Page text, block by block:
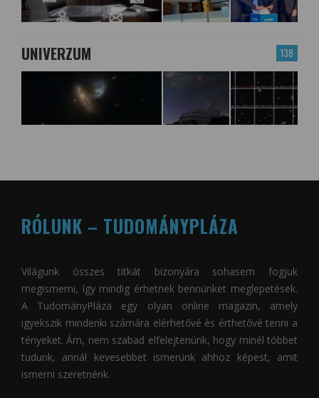
138
UNIVERZUM
RÓLUNK – TUDOMÁNYPLÁZA
Világunk összes titkát bizonyára sohasem fogjuk
megismerni, így mindig érhetnek bennünket meglepetések.
A TudományPláza egy olyan online magazin, amely
igyekszik mindenki számára elérhetővé és érthetővé tenni a
tényeket. Ám, nem szabad elfelejtenünk, hogy minél többet
tudunk, annál kevesebbet ismerünk ahhoz képest, amit
ismerni szeretnénk.